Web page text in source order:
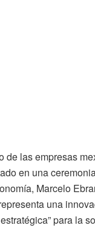
de las empresas
en una
Marcelo
una
para la